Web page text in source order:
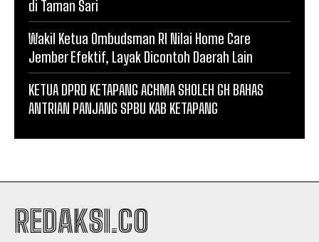
di Taman Sari
Wakil Ketua Ombudsman RI Nilai Home Care
Jember Efektif, Layak Dicontoh Daerah Lain
KETUA DPRD KETAPANG ACHMA SHOLEH GH BAHAS
ANTRIAN PANJANG SPBU KAB KETAPANG
REDAKSI.CO